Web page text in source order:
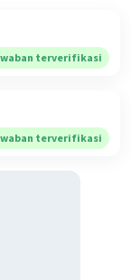
terverifikasi
terverifikasi